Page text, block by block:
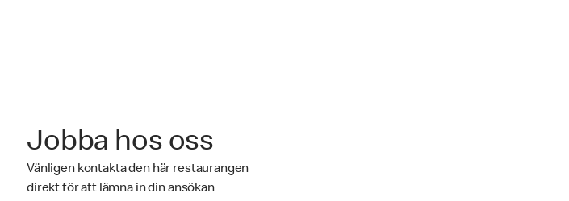
Jobba hos oss
Vänligen kontakta den här restaurangen
direkt för att lämna in din ansökan